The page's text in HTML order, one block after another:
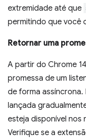
extremidade até que
permitindo que você
Retornar uma
A partir do Chrome
promessa de um
de forma assíncrona.
lançada
esteja disponível nos
Verifique se a